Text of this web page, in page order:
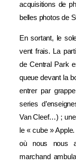
acquisitions de
belles photos de
En sortant, le
vent frais. La
de Central Park
queue devant la
entrer par
series
Van Cleef…) ;
le « cube »
où nous nous
marchand